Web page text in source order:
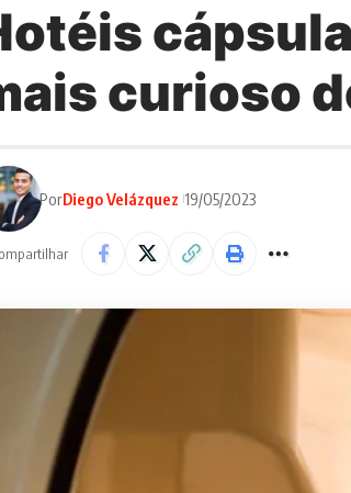
curioso
PorDiego Velázquez 19/05/2023